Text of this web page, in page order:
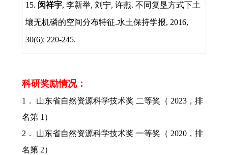
15. 闵祥宇, 李新举, 刘宁, 许燕. 不同复垦方式下土
壤无机磷的空间分布特征.水土保持学报, 2016,
30(6): 220-245.
科研奖励情况：
1 ． 山东省自然资源科学技术奖 二等奖（ 2023，排
名第 1）
2． 山东省自然资源科学技术奖 一等奖（ 2020，排
名第 2）